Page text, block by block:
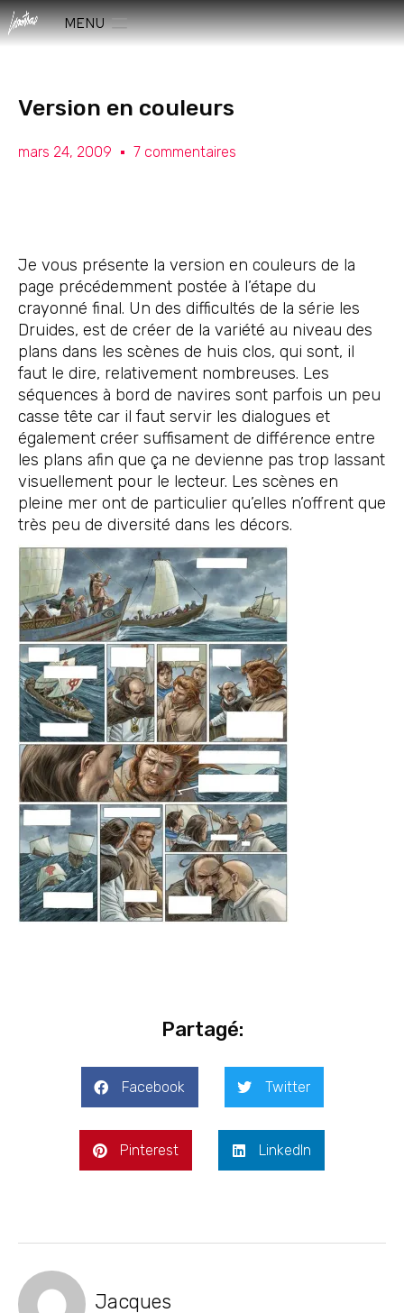
MENU
Version en couleurs
mars 24, 2009 7 commentaires
Je vous présente la version en couleurs de la
page précédemment postée à l’étape du
crayonné final. Un des difficultés de la série les
Druides, est de créer de la variété au niveau des
plans dans les scènes de huis clos, qui sont, il
faut le dire, relativement nombreuses. Les
séquences à bord de navires sont parfois un peu
casse tête car il faut servir les dialogues et
également créer suffisament de différence entre
les plans afin que ça ne devienne pas trop lassant
visuellement pour le lecteur. Les scènes en
pleine mer ont de particulier qu’elles n’offrent que
très peu de diversité dans les décors.
Partagé:
Facebook Twitter
Pinterest LinkedIn
Jacques